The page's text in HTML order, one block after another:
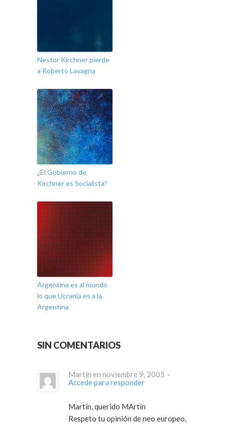
Nestor Kirchner pierde
a Roberto Lavagna
¿El Gobierno de
Kirchner es Socialista?
Argentina es al mundo
lo que Ucrania es a la
Argentina
SIN COMENTARIOS
Martín en noviembre 9, 2005 ·
Accede para responder
Martín, querido MArtín
Respeto tu opinión de neo europeo,